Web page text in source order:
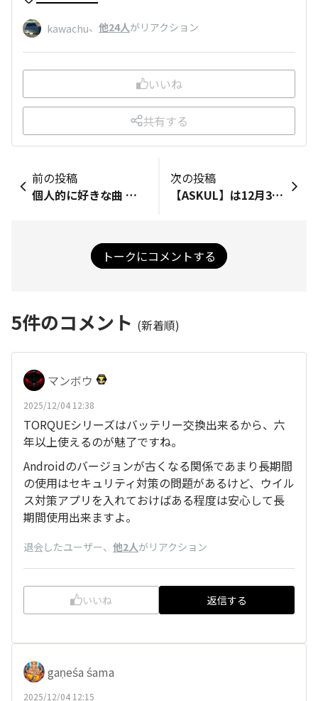
kawachu、 他24人がリアクション
いいね
共有する
前の投稿
個人的に好きな曲 ①秋田県の御当地ヒーロー「超神ネイガー」のテーマソング 【「豪石！超神ネイガー ～見だがおめだぢ～」歌：水木一郎 】…… YouTube https://m.youtube.com/watch?v=bmtj6ncaX-Y ②ドラゴンボールに登場する「ギニュー特戦隊」のテーマソング 【参上！！ギニュー特戦隊！！】……YouTube https://m.youtube.com/watch?v=WAZ02GKolQQ ③ボーカロイド『IA』のデモソング、アニメ曲のカバー 【VOCALOID3 鳥の詩(Ver.IA) full 製品版デモ】……ニコニコ動画 https://sp.nicovideo.jp/watch/sm16719480 ④ボーカロイド『初音ミク』発売時に発表された初期のデモソングのフルバージョン 『【 初音ミク】星のカケラ 』……YouTube https://m.youtube.com/watch?v=95Y5XNlB9AA
次の投稿
【ASKUL】は12月3日より一部の商品に限り、アスクル Webサイトでの注文受付再開しましたね。日経新聞 https://www.nikkei.com/article/DGXZQOUC032CF0T01C25A2000000/ アスクル公式 https://www.askul.co.jp/
トークにコメントする
5件のコメント (新着順)
マンボウ
2025/12/04 12:38
TORQUEシリーズはバッテリー交換出来るから、六
年以上使えるのが魅了ですね。
Androidのバージョンが古くなる関係であまり長期間
の使用はセキュリティ対策の問題があるけど、ウイル
ス対策アプリを入れておけばある程度は安心して長
期間使用出来ますよ。
退会したユーザー、 他2人がリアクション
いいね 返信する
gaṇeśa śama
2025/12/04 12:15